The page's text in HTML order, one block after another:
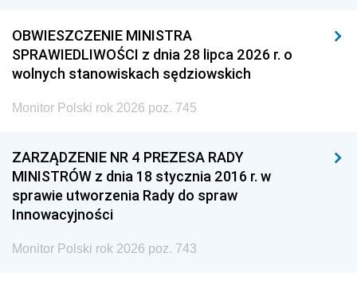
OBWIESZCZENIE MINISTRA
SPRAWIEDLIWOŚCI z dnia 28 lipca 2026 r. o
wolnych stanowiskach sędziowskich
Monitor Polski rok 2026 poz. 745
ZARZĄDZENIE NR 4 PREZESA RADY
MINISTRÓW z dnia 18 stycznia 2016 r. w
sprawie utworzenia Rady do spraw
Innowacyjności
Monitor Polski rok 2026 poz. 743